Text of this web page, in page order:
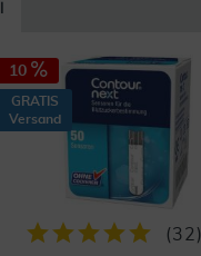
10
GRATIS
Versand
(32 )